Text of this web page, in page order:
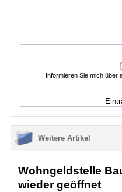
Informieren Sie mich über
Weitere Artikel
Wohngeldstelle
wieder geöffnet